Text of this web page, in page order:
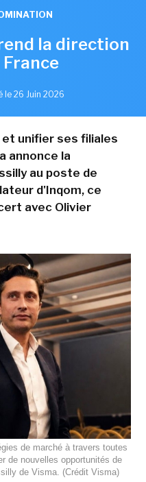
la direction
le 26 Juin 2026
unifier ses filiales
annonce la
au poste de
d'Inqom, ce
avec Olivier
de marché à travers toutes
de nouvelles opportunités de
de Visma. (Crédit Visma)